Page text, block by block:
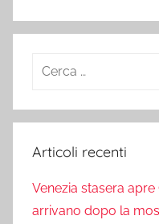
Ricerca
Articoli recenti
Venezia stasera
arrivano dopo la